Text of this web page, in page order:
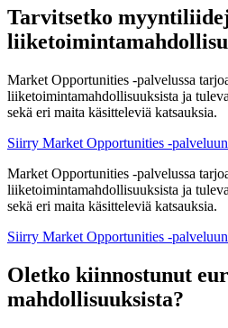
Tarvitsetko
Market Opportunities -palvelussa
liiketoimintamahdollisuuksista ja
sekä eri maita käsitteleviä katsauksia.
Siirry Market Opportunities -palveluun
Market Opportunities -palvelussa
liiketoimintamahdollisuuksista ja
sekä eri maita käsitteleviä katsauksia.
Siirry Market Opportunities -palveluun
Oletko kiinnostunut
mahdollisuuksista?